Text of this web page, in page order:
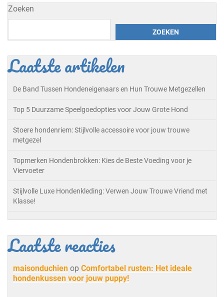
Zoeken
ZOEKEN
Laatste artikelen
De Band Tussen Hondeneigenaars en Hun Trouwe Metgezellen
Top 5 Duurzame Speelgoedopties voor Jouw Grote Hond
Stoere hondenriem: Stijlvolle accessoire voor jouw trouwe
metgezel
Topmerken Hondenbrokken: Kies de Beste Voeding voor je
Viervoeter
Stijlvolle Luxe Hondenkleding: Verwen Jouw Trouwe Vriend met
Klasse!
Laatste reacties
maisonduchien op Comfortabel rusten: Het ideale
hondenkussen voor jouw puppy!